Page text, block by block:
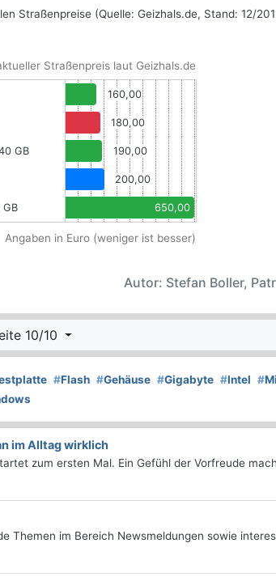
Straßenpreise (Quelle: Geizhals.de, Stand: 12/
Straßenpreis laut Geizhals.de
160,00
180,00
GB 190,00
200,00
GB 650,00
Angaben in Euro (weniger ist besser)
Autor: Stefan Boller,
10/10
#Flash #Gehäuse #Gigabyte #Intel #
im Alltag wirklich
zum ersten Mal. Ein Gefühl der Vorfreude
Themen im Bereich Newsmeldungen sowie